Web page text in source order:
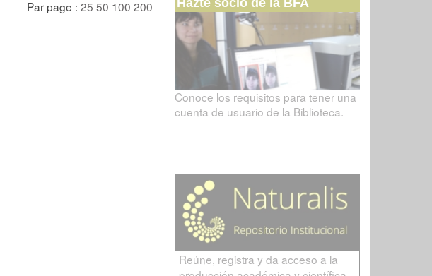
Par page : 25 50 100 200
Conoce los requisitos para tener una
cuenta de usuario de la Biblioteca.
Reúne, registra y da acceso a la